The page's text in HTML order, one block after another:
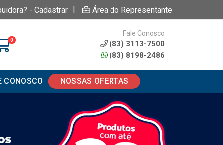
- Cadastrar | Área do Representante
0
Fale Conosco
(83) 3113-7500
(83) 8198-2486
CONOSCO NOSSAS OFERTAS